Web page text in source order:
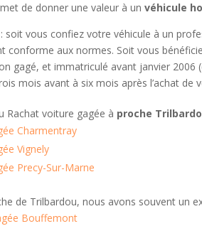
de donner une valeur à unvéhicule
soit vous confiez votre véhicule à un
conforme aux normes. Soit vous
gagé, et immatriculé avant janvier
mois avant à six mois après l’achat de
Rachat voiture gagée à proche
Charmentray
Vignely
Precy-Sur-Marne
de Trilbardou, nous avons souvent un
Bouffemont